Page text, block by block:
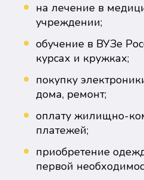
на лечение в
учреждении;
обучение в ВУЗе
курсах и кружках;
покупку
дома, ремонт;
оплату жилищно-
платежей;
приобретение
первой